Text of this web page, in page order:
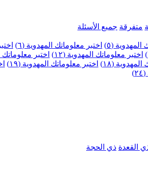
متفرقة جميع الأسئلة
المهدوية (٥) اختبر معلوماتك المهدوية (٦)
اختبر معلوماتك المهدوية (١٢) اختبر معلوماتك
(١٨) اختبر معلوماتك المهدوية (١٩)
القعدة ذي الحجة